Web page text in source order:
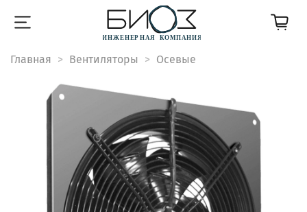
Главная Вентиляторы Осевые